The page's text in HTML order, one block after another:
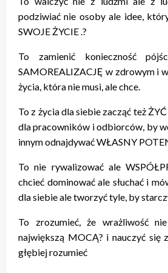
podziwiać nie osoby ale idee,
SWOJE ŻYCIE .?
To zamienić konieczność
SAMOREALIZACJĘ w zdrowym i
życia, która nie musi, ale chce.
To z życia dla siebie zacząć też
dla pracowników i odbiorców, by
innym odnajdywać WŁASNY
To nie rywalizować ale
chcieć dominować ale słuchać i
dla siebie ale tworzyć tyle, by
To zrozumieć, że wrażliwość
największą MOCĄ? i nauczyć się
głębiej rozumieć